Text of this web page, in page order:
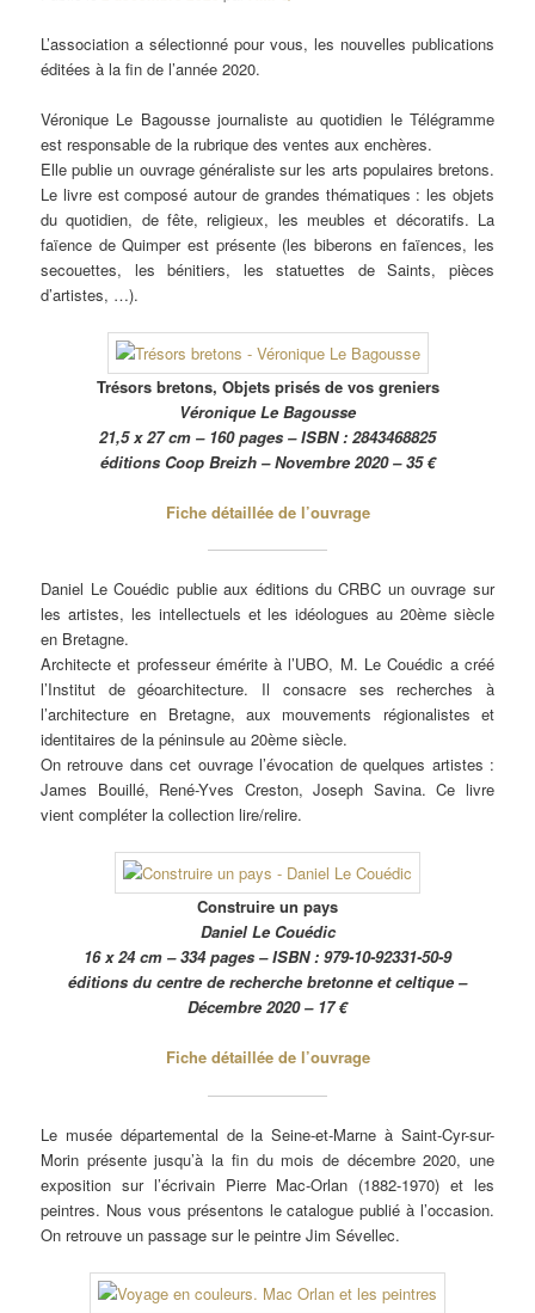
L’association a sélectionné pour vous, les nouvelles publications
éditées à la fin de l’année 2020.
Véronique Le Bagousse journaliste au quotidien le Télégramme
est responsable de la rubrique des ventes aux enchères.
Elle publie un ouvrage généraliste sur les arts populaires bretons.
Le livre est composé autour de grandes thématiques : les objets
du quotidien, de fête, religieux, les meubles et décoratifs. La
faïence de Quimper est présente (les biberons en faïences, les
secouettes, les bénitiers, les statuettes de Saints, pièces
d’artistes, …).
Trésors bretons, Objets prisés de vos greniers
Véronique Le Bagousse
21,5 x 27 cm – 160 pages – ISBN : 2843468825
éditions Coop Breizh – Novembre 2020 – 35 €
Fiche détaillée de l’ouvrage
Daniel Le Couédic publie aux éditions du CRBC un ouvrage sur
les artistes, les intellectuels et les idéologues au 20ème siècle
en Bretagne.
Architecte et professeur émérite à l’UBO, M. Le Couédic a créé
l’Institut de géoarchitecture. Il consacre ses recherches à
l’architecture en Bretagne, aux mouvements régionalistes et
identitaires de la péninsule au 20ème siècle.
On retrouve dans cet ouvrage l’évocation de quelques artistes :
James Bouillé, René-Yves Creston, Joseph Savina. Ce livre
vient compléter la collection lire/relire.
Construire un pays
Daniel Le Couédic
16 x 24 cm – 334 pages – ISBN : 979-10-92331-50-9
éditions du centre de recherche bretonne et celtique –
Décembre 2020 – 17 €
Fiche détaillée de l’ouvrage
Le musée départemental de la Seine-et-Marne à Saint-Cyr-sur-
Morin présente jusqu’à la fin du mois de décembre 2020, une
exposition sur l’écrivain Pierre Mac-Orlan (1882-1970) et les
peintres. Nous vous présentons le catalogue publié à l’occasion.
On retrouve un passage sur le peintre Jim Sévellec.